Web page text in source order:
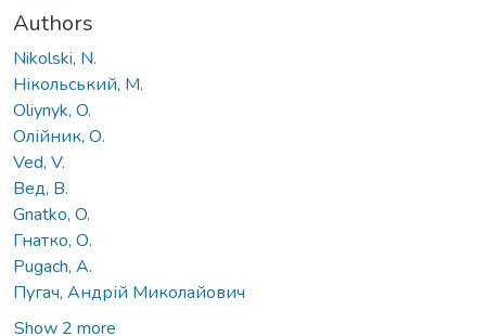
Authors
Nikolski, N.
Нікольський, М.
Oliynyk, O.
Олійник, О.
Ved, V.
Вед, В.
Gnatko, O.
Гнатко, О.
Pugach, А.
Пугач, Андрій Миколайович
Show 2 more